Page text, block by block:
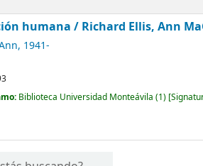
humana / Richard Ellis, Ann
, 1941-
Biblioteca Universidad Monteávila (1)